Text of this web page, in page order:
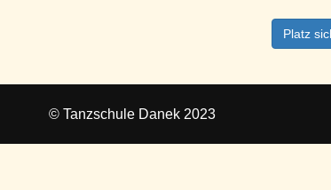
Platz
© Tanzschule Danek 2023